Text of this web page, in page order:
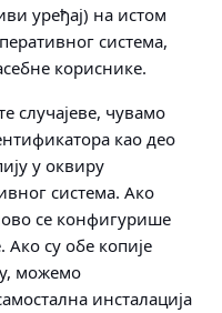
уређај) на истом
система,
кориснике.
случајеве, чувамо
као део
у оквиру
система. Ако
се конфигурише
Ако су обе копије
можемо
инсталација